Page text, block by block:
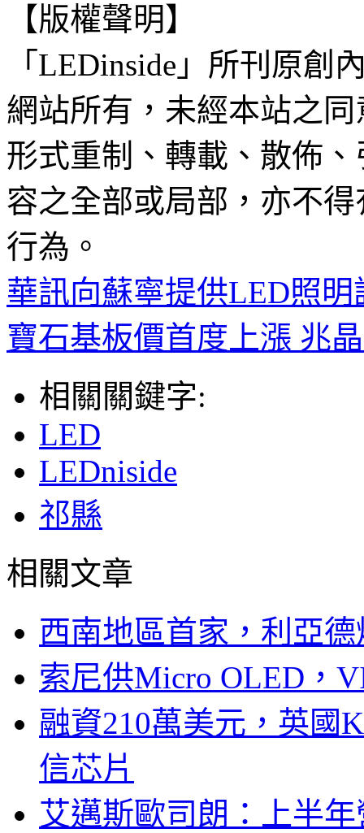
【版權聲明】
「LEDinside」所刊原創
網站所有，未經本站之
形式重制、轉載、散佈
容之全部或局部，亦不
行為。
華訊向蘇寧提供LED照
寶石基板價首度上漲 兆
相關關鍵字:
LED
LEDniside
祁縣
相關文章
西南地區首家，利亞
索尼供Micro OLED，
融資210萬美元，英國
信芯片
艾邁斯歐司朗：上半